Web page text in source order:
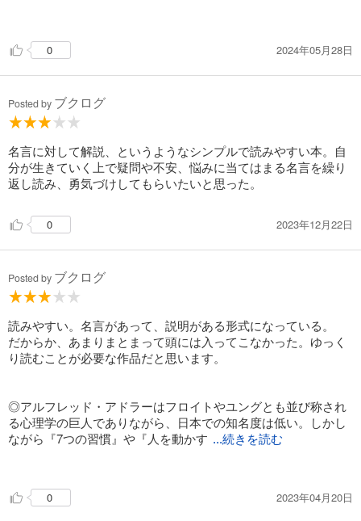
結末を体験させる
(食事の時間に帰ってこなければ
一切食事を出さない)
「この体験を通じて、相手は何を学ぶだろう？」
⑧幸せになる唯一の方法は
他者への貢献
共同体感覚について
・共同体感覚が発展されれば
すべての困難から解放される
共同体感覚
(周囲の人は私を援助してくれる)
②自己信頼
(私は周囲の人へ貢献できる)
③所属感
・見返りを求めず、承認を求めず
いので，あまり鵜呑みにし過ぎない方が良いのかもしれないな
と感じさせる。
たとえば「目的論」について，フロイトによる「原因論」を否
定し，もはや過去の遺物となったとまで記しているが，少なく
るわけではない。
もちろん，原因は原因として存在する"けれども"，変えること
ろに目を向けた方が良いという考え方が主流になってきたこと
は事実ではあるが。
ともできる」「こう捉えてみたらどうだろうか」という提案の
ひとつに過ぎず，それが真実として全てを規定するものでは無
だからこそ，「心理学」というよりも，実態としては哲学，倫
理や自己啓発に類するものと捉えられているというのは，合点
また，先に挙げた「原因論」ではなく「目的論」も該当する
が，その他にも，「褒めることは相手を見下すことから生じて
たり，「単に物事を正面から受け止めようとせずに，捻くれて
ナナメから見ているだけでは…」と屁理屈に感じたり，釈然と
0 2024年05月28日
Posted by ブクログ
名言に対して解説、というようなシンプルで読みやすい本。自
分が生きていく上で疑問や不安、悩みに当てはまる名言を繰り
返し読み、勇気づけしてもらいたいと思った。
0 2023年12月22日
Posted by ブクログ
読みやすい。名言があって、説明がある形式になっている。
だからか、あまりまとまって頭には入ってこなかった。ゆっく
り読むことが必要な作品だと思います。
◎アルフレッド・アドラーはフロイトやユングとも並び称され
る心理学の巨人でありながら、日本での知名度は低い。しかし
ながら『7つの習慣』や『人を動かす ...続きを読む
発の父」とも呼べる存在だ。
0 2023年04月20日